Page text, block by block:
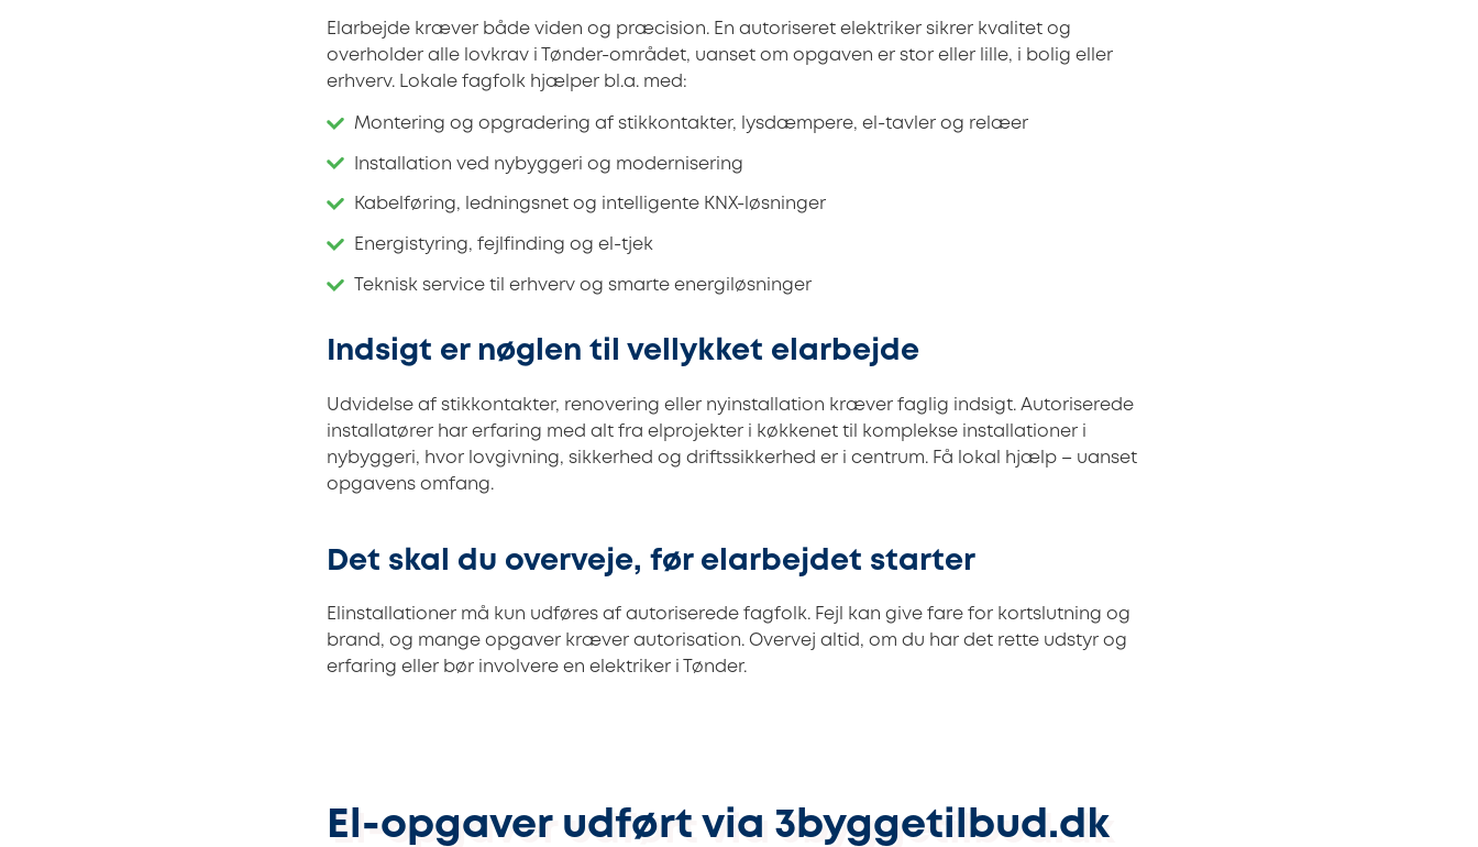
Elarbejde kræver både viden og præcision. En autoriseret elektriker sikrer kvalitet og
overholder alle lovkrav i Tønder-området, uanset om opgaven er stor eller lille, i bolig eller
erhverv. Lokale fagfolk hjælper bl.a. med:
Montering og opgradering af stikkontakter, lysdæmpere, el-tavler og relæer
Installation ved nybyggeri og modernisering
Kabelføring, ledningsnet og intelligente KNX-løsninger
Energistyring, fejlfinding og el-tjek
Teknisk service til erhverv og smarte energiløsninger
Indsigt er nøglen til vellykket elarbejde
Udvidelse af stikkontakter, renovering eller nyinstallation kræver faglig indsigt. Autoriserede
installatører har erfaring med alt fra elprojekter i køkkenet til komplekse installationer i
nybyggeri, hvor lovgivning, sikkerhed og driftssikkerhed er i centrum. Få lokal hjælp – uanset
opgavens omfang.
Det skal du overveje, før elarbejdet starter
Elinstallationer må kun udføres af autoriserede fagfolk. Fejl kan give fare for kortslutning og
brand, og mange opgaver kræver autorisation. Overvej altid, om du har det rette udstyr og
erfaring eller bør involvere en elektriker i Tønder.
El-opgaver udført via 3byggetilbud.dk